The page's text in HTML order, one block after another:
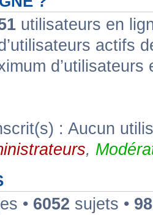
utilisateurs en
actifs
: Aucun
,
• 6052 sujets •